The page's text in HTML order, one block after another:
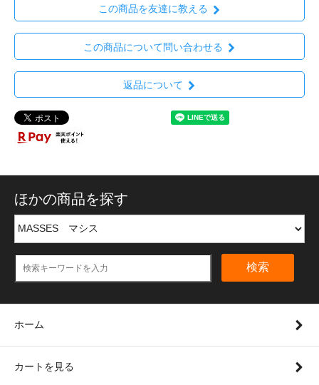
この商品を友達に教える
この商品について問い合わせる
返品について
ほかの商品を探す
検索
ホーム
カートを見る